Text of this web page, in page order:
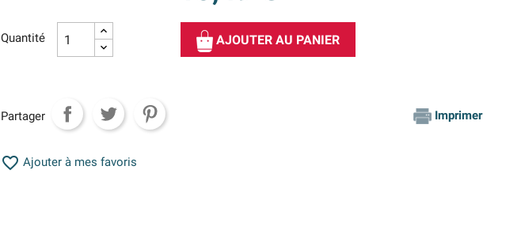
Quantité AJOUTER AU PANIER
Partager Imprimer
 Ajouter à mes favoris